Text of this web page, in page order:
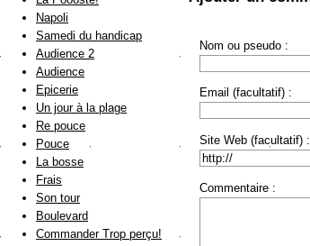
Nom ou pseudo :
Email (facultatif) :
Site Web (facultatif) :
Commentaire :
Napoli
Samedi du handicap
Audience 2
Audience
Epicerie
Un jour à la plage
Re pouce
Pouce
La bosse
Frais
Son tour
Boulevard
Commander Trop perçu!